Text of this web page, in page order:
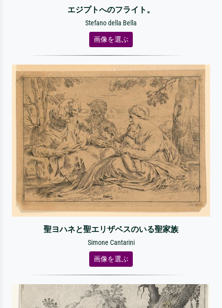
エジプトへのフライト。
Stefano della Bella
画像を選ぶ
聖ヨハネと聖エリザベスのいる聖家族
Simone Cantarini
画像を選ぶ